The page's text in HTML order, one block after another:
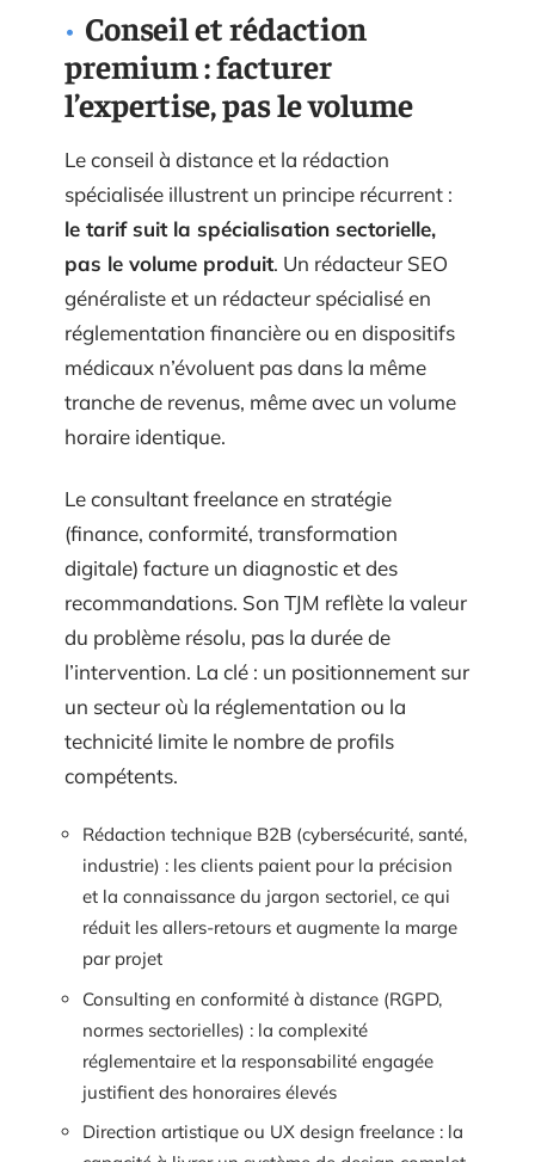
Conseil et rédaction
premium : facturer
l’expertise, pas le volume
Le conseil à distance et la rédaction
spécialisée illustrent un principe récurrent :
le tarif suit la spécialisation sectorielle,
pas le volume produit. Un rédacteur SEO
généraliste et un rédacteur spécialisé en
réglementation financière ou en dispositifs
médicaux n’évoluent pas dans la même
tranche de revenus, même avec un volume
horaire identique.
Le consultant freelance en stratégie
(finance, conformité, transformation
digitale) facture un diagnostic et des
recommandations. Son TJM reflète la valeur
du problème résolu, pas la durée de
l’intervention. La clé : un positionnement sur
un secteur où la réglementation ou la
technicité limite le nombre de profils
compétents.
Rédaction technique B2B (cybersécurité, santé,
industrie) : les clients paient pour la précision
et la connaissance du jargon sectoriel, ce qui
réduit les allers-retours et augmente la marge
par projet
Consulting en conformité à distance (RGPD,
normes sectorielles) : la complexité
réglementaire et la responsabilité engagée
justifient des honoraires élevés
Direction artistique ou UX design freelance : la